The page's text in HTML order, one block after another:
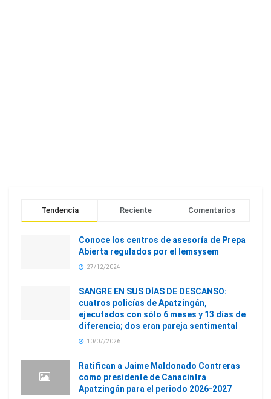
Tendencia Reciente Comentarios
Conoce los centros de asesoría de Prepa
Abierta regulados por el Iemsysem
27/12/2024
SANGRE EN SUS DÍAS DE DESCANSO:
cuatros policías de Apatzingán,
ejecutados con sólo 6 meses y 13 días de
diferencia; dos eran pareja sentimental
10/07/2026
Ratifican a Jaime Maldonado Contreras
como presidente de Canacintra
Apatzingán para el periodo 2026-2027